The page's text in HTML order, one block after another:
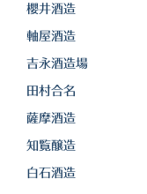
さつま無双
丸西酒造
神川酒造
櫻井酒造
軸屋酒造
吉永酒造場
田村合名
薩摩酒造
知覧醸造
白石酒造